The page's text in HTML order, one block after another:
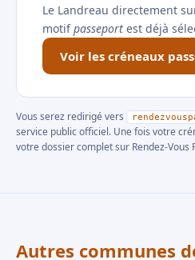
Le Landreau directement
motifpasseport est déjà
Voir les créneaux
Vous serez redirigé vers
service public officiel. Une fois votre
votre dossier complet sur Rendez-Vous
Autres communes